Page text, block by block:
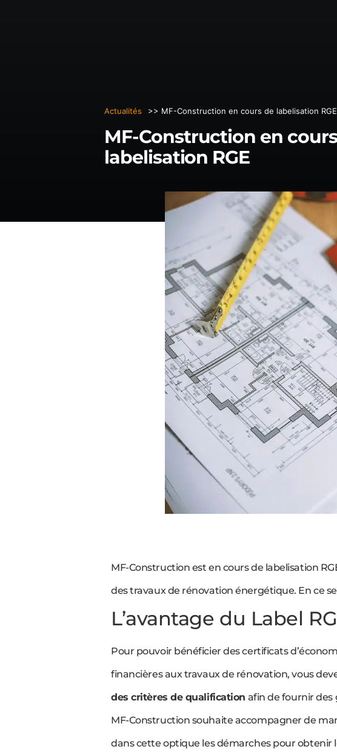
Actualités >> MF-Construction en cours de labelisation RGE
MF-Construction en
labelisation RGE
MF-Construction est en cours de labelisation
des travaux de rénovation énergétique. En ce
L’avantage du Label
Pour pouvoir bénéficier des certificats
financières aux travaux de rénovation, vous
des critères de qualification afin de fournir des
MF-Construction souhaite accompagner de
dans cette optique les démarches pour obtenir